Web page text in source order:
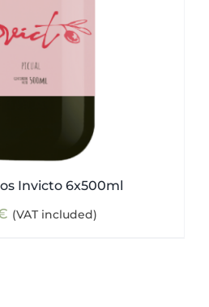
Invicto 6x500ml
(VAT included)